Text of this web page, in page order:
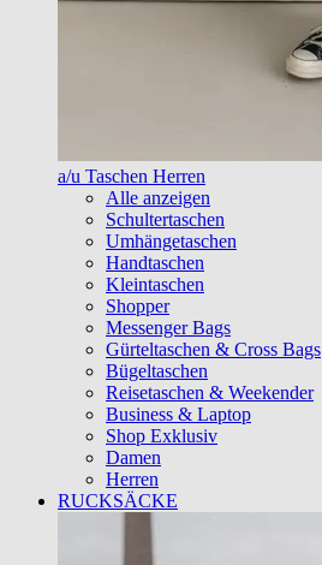
a/u Taschen Herren
Alle anzeigen
Schultertaschen
Umhängetaschen
Handtaschen
Kleintaschen
Shopper
Messenger Bags
Gürteltaschen & Cross Bags
Bügeltaschen
Reisetaschen & Weekender
Business & Laptop
Shop Exklusiv
Damen
Herren
RUCKSÄCKE